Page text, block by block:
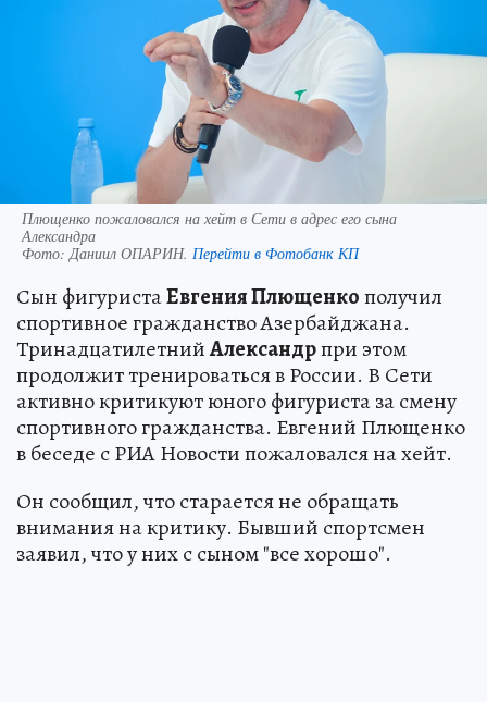
Плющенко пожаловался на хейт в Сети в адрес его сына
Александра
Фото: Даниил ОПАРИН. Перейти в Фотобанк КП
Сын фигуристаЕвгения Плющенкополучил
спортивное гражданство Азербайджана.
ТринадцатилетнийАлександрпри этом
продолжит тренироваться в России. В Сети
активно критикуют юного фигуриста за смену
спортивного гражданства. Евгений Плющенко
в беседе с РИА Новости пожаловался на хейт.
Он сообщил, что старается не обращать
внимания на критику. Бывший спортсмен
заявил, что у них с сыном "все хорошо".